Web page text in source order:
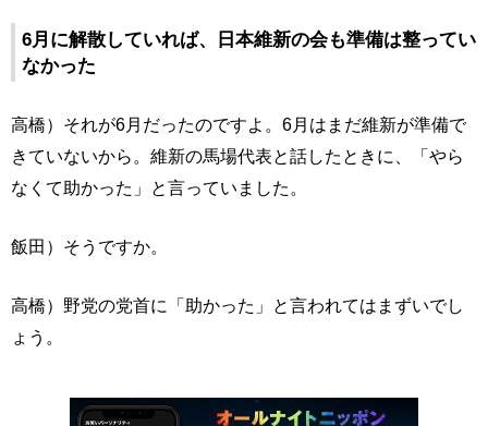
6月に解散していれば、日本維新の会も準備は整ってい
なかった
高橋）それが6月だったのですよ。6月はまだ維新が準備で
きていないから。維新の馬場代表と話したときに、「やら
なくて助かった」と言っていました。
飯田）そうですか。
高橋）野党の党首に「助かった」と言われてはまずいでし
ょう。